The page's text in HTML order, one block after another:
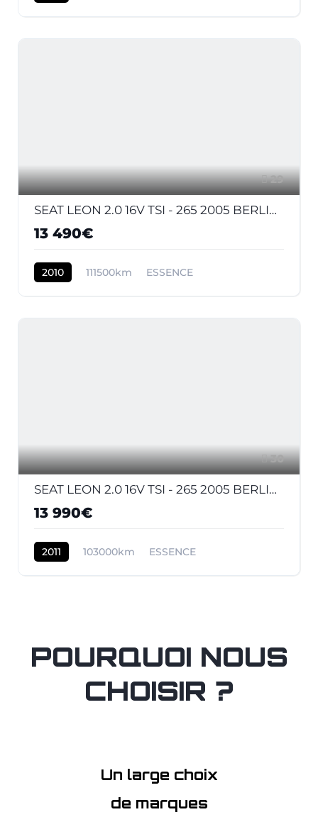
29
SEAT LEON 2.0 16V TSI - 265 2005 BERLINE Cupra R PHASE 2
13 490€
2010 111500km ESSENCE
30
SEAT LEON 2.0 16V TSI - 265 2005 BERLINE Cupra R PHASE 2
13 990€
2011 103000km ESSENCE
POURQUOI NOUS
CHOISIR ?
Un large choix
de marques